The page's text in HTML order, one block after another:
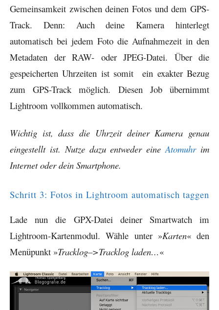
Gemeinsamkeit zwischen deinen Fotos und dem GPS-
Track. Denn: Auch deine Kamera hinterlegt
automatisch bei jedem Foto die Aufnahmezeit in den
Metadaten der RAW- oder JPEG-Datei. Über die
gespeicherten Uhrzeiten ist somit ein exakter Bezug
zum GPS-Track möglich. Diesen Job übernimmt
Lightroom vollkommen automatisch.
Wichtig ist, dass die Uhrzeit deiner Kamera genau
eingestellt ist. Nutze dazu entweder eineAtomuhrim
Internet oder dein Smartphone.
Schritt 3: Fotos in Lightroom automatisch taggen
Lade nun die GPX-Datei deiner Smartwatch im
Lightroom-Kartenmodul. Wähle unter »Karten« den
Menüpunkt »Tracklog–>Tracklog laden…«